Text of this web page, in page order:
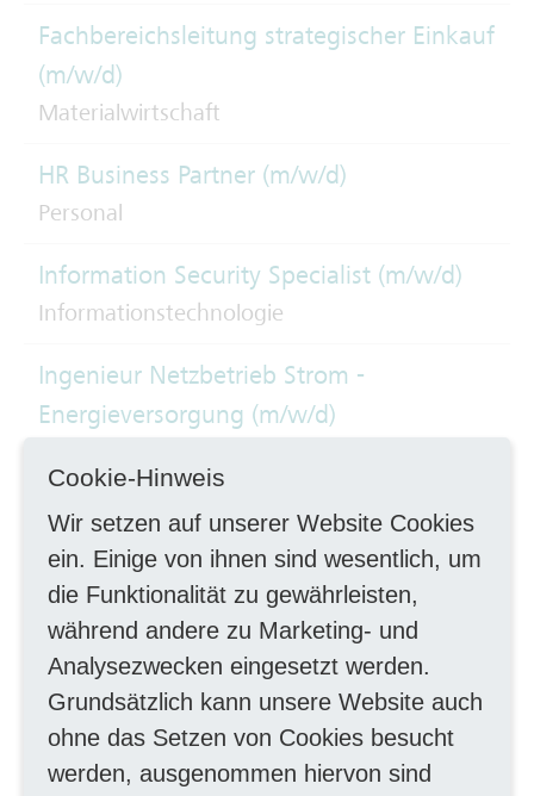
Fachbereichsleitung strategischer Einkauf
(m/w/d)
Materialwirtschaft
HR Business Partner (m/w/d)
Personal
Information Security Specialist (m/w/d)
Informationstechnologie
Ingenieur Netzbetrieb Strom -
Energieversorgung (m/w/d)
Instandhalter Schienenfahrzeuge (m/w/d)
Handwerk mechanisch
Instandhalter Schienenfahrzeuge -
Schwerpunkt Unterflurdrehbank (m/w/d)
Instandhaltung
Koordinator
Cookie-Hinweis
Wir setzen auf unserer Website Cookies
ein. Einige von ihnen sind wesentlich, um
die Funktionalität zu gewährleisten,
während andere zu Marketing- und
Analysezwecken eingesetzt werden.
Grundsätzlich kann unsere Website auch
ohne das Setzen von Cookies besucht
werden, ausgenommen hiervon sind